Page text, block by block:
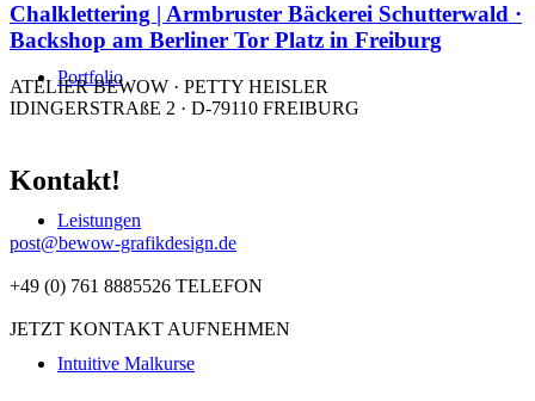
Portfolio
Leistungen
Intuitive Malkurse
Chalklettering | Armbruster Bäckerei Schutterwald ·
Backshop am Berliner Tor Platz in Freiburg
ATELIER BEWOW · PETTY HEISLER
IDINGERSTRAßE 2 · D-79110 FREIBURG
Kontakt!
post@bewow-grafikdesign.de
+49 (0) 761 8885526 TELEFON
JETZT KONTAKT AUFNEHMEN